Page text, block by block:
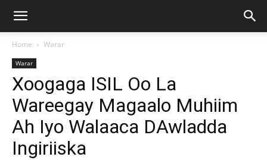
Home Warar
Warar
Xoogaga ISIL Oo La
Wareegay Magaalo Muhiim
Ah Iyo Walaaca DAwladda
Ingiriiska